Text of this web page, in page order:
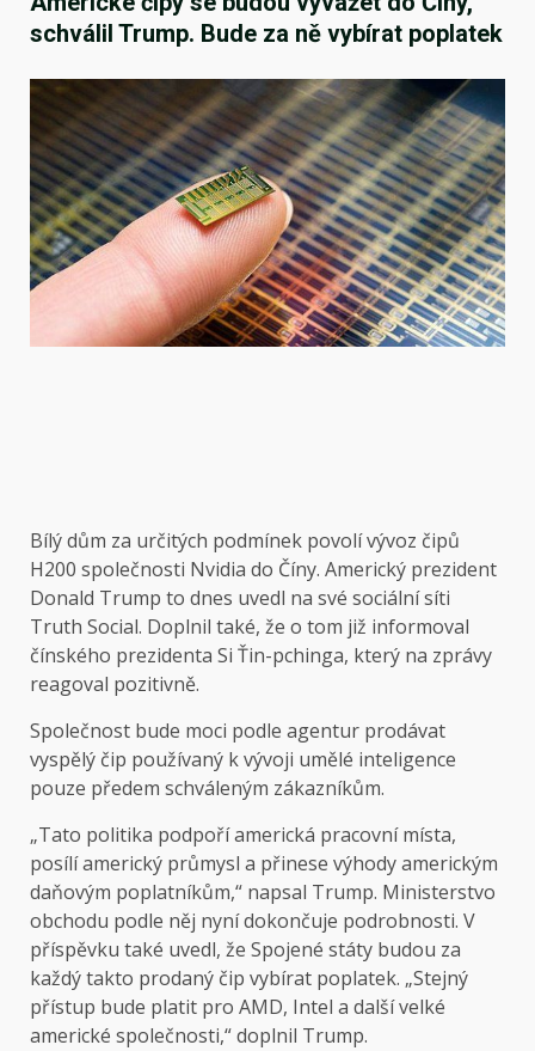
schválil Trump. Bude za ně vybírat poplatek
Bílý dům za určitých podmínek povolí vývoz čipů
H200 společnosti Nvidia do Číny. Americký prezident
Donald Trump to dnes uvedl na své sociální síti
Truth Social. Doplnil také, že o tom již informoval
čínského prezidenta Si Ťin-pchinga, který na zprávy
reagoval pozitivně.
Společnost bude moci podle agentur prodávat
vyspělý čip používaný k vývoji umělé inteligence
pouze předem schváleným zákazníkům.
„Tato politika podpoří americká pracovní místa,
posílí americký průmysl a přinese výhody americkým
daňovým poplatníkům,“ napsal Trump. Ministerstvo
obchodu podle něj nyní dokončuje podrobnosti. V
příspěvku také uvedl, že Spojené státy budou za
každý takto prodaný čip vybírat poplatek. „Stejný
přístup bude platit pro AMD, Intel a další velké
americké společnosti,“ doplnil Trump.